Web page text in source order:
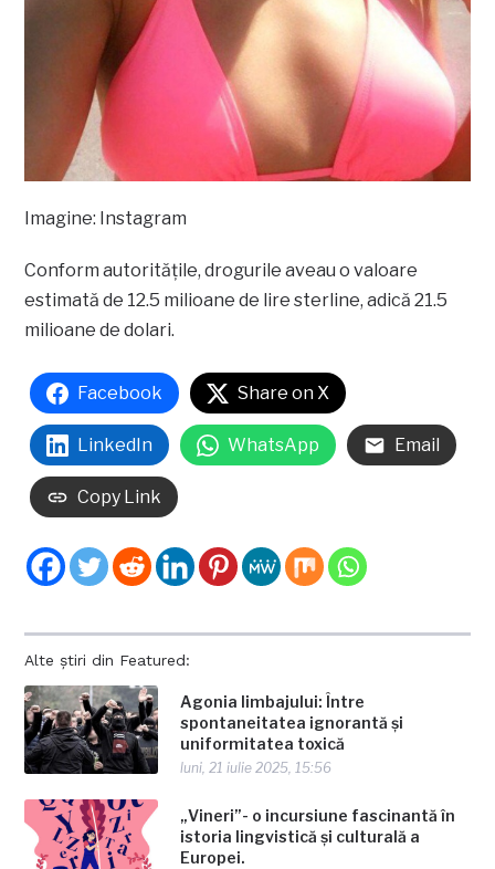
Alte știri din Featured:
Agonia limbajului: Între
spontaneitatea ignorantă și
uniformitatea toxică
luni, 21 iulie 2025, 15:56
„Vineri”- o incursiune fascinantă în
istoria lingvistică și culturală a
Europei.
Imagine: Instagram
Conform autoritățile, drogurile aveau o valoare
estimată de 12.5 milioane de lire sterline, adică 21.5
milioane de dolari.
Facebook Share on X
LinkedIn WhatsApp Email
Copy Link